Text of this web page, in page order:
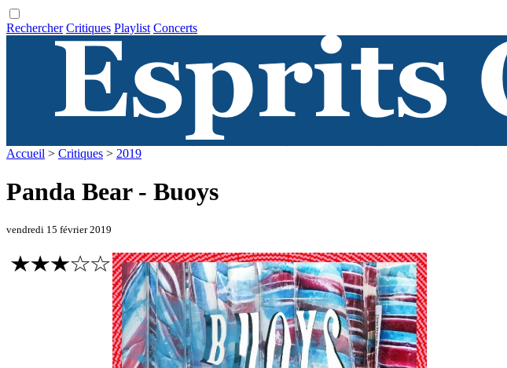
Rechercher Critiques Playlist Concerts
Accueil > Critiques > 2019
Panda Bear - Buoys
vendredi 15 février 2019